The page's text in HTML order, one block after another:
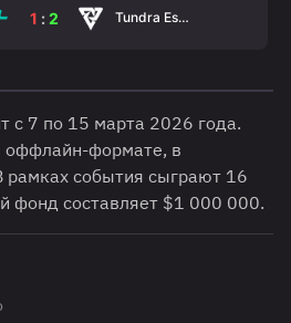
1 :2 Tundra Esports
с 7 по 15 марта 2026 года.
оффлайн-формате, в
рамках события сыграют 16
фонд составляет $1 000 000.